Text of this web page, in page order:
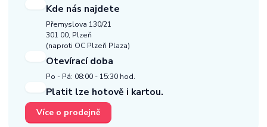
Kde nás najdete
Přemyslova 130/21
301 00, Plzeň
(naproti OC Plzeň Plaza)
Otevírací doba
Po - Pá: 08:00 - 15:30 hod.
Platit lze hotově i kartou.
Více o prodejně